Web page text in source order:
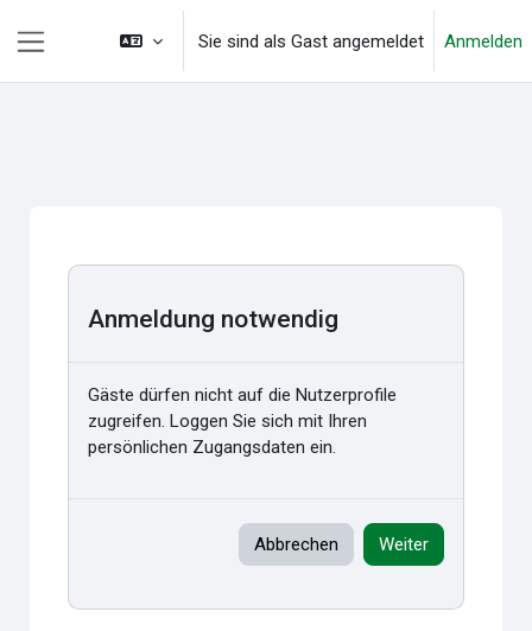
Website-Übersicht
Sie sind als Gast angemeldet Anmelden
Anmeldung notwendig
Gäste dürfen nicht auf die Nutzerprofile
zugreifen. Loggen Sie sich mit Ihren
persönlichen Zugangsdaten ein.
Abbrechen Weiter